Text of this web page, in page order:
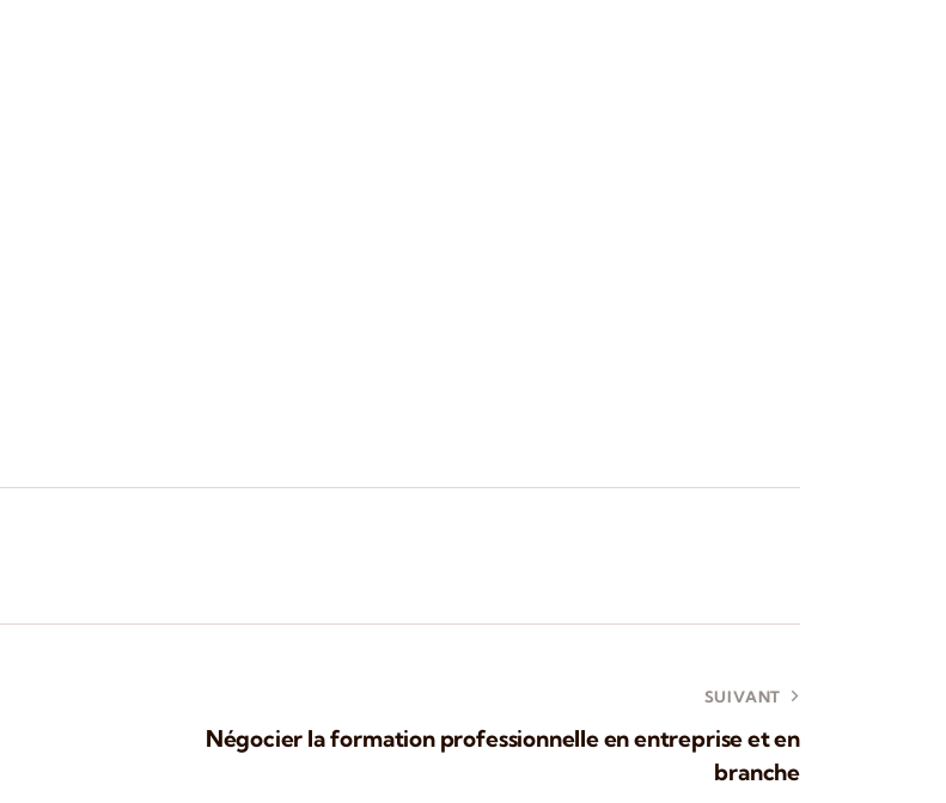
SUIVANT
Négocier la formation professionnelle en entreprise et en
branche